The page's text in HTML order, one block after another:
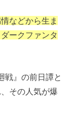
などから生ま
ークファンタ
戦』の前日譚と
その人気が爆